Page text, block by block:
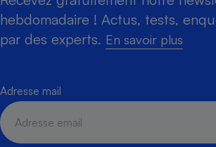
hebdomadaire ! Actus, tests,
par des experts. En savoir plus
Adresse mail